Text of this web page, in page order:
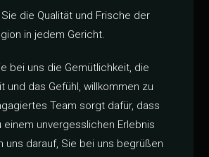
die Qualität und Frische der
in jedem Gericht.
bei uns die Gemütlichkeit, die
und das Gefühl, willkommen zu
Team sorgt dafür, dass
einem unvergesslichen Erlebnis
uns darauf, Sie bei uns begrüßen